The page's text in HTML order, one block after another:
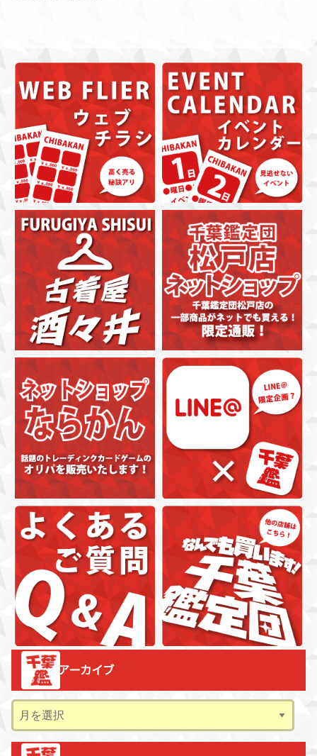
アーカイブ
ー
カ